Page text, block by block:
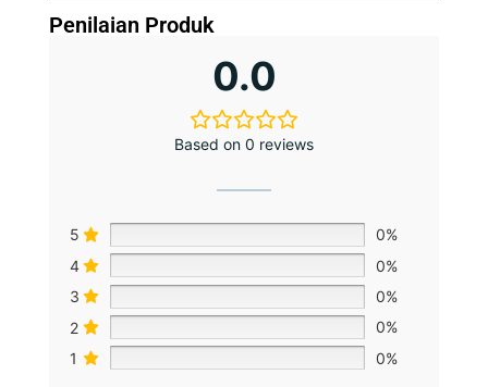
Penilaian Produk
0.0
Based on 0 reviews
5
0%
4
0%
3
0%
2
0%
1
0%